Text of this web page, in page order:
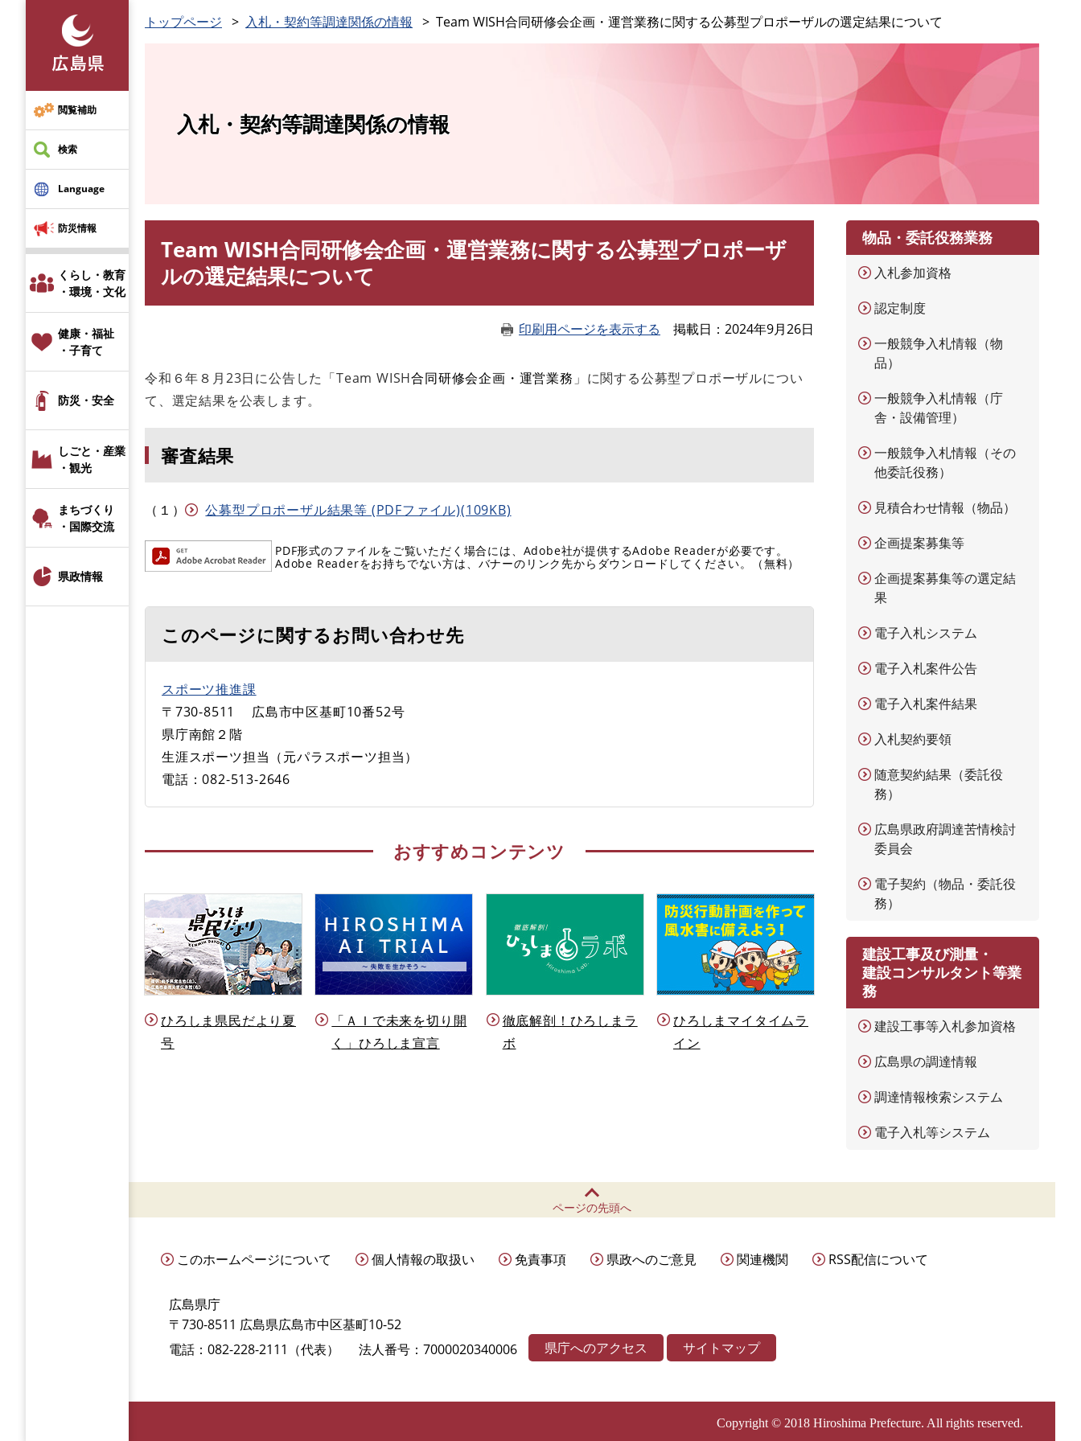
先
頭
で
す
閲覧補助
検索
Language
防災情報
くらし・教育
・環境・文化
健康・福祉
・子育て
防災・安全
しごと・産業
・観光
まちづくり
・国際交流
県政情報
トップページ 入札・契約等調達関係の情報 Team WISH合同研修会企画・運営業務に関する公募型プロポーザルの選定結果について
入札・契約等調達関係の情報
Team WISH合同研修会企画・運営業務に関する公募型プロポーザ
ルの選定結果について
印刷用ページを表示する 掲載日 2024年9月26日
令和６年８月23日に公告した「Team WISH合同研修会企画・運営業務​ 」に関する公募型プロポーザルについ
て、選定結果を公表します。
審査結果
（１） 公募型プロポーザル結果等 (PDFファイル)(109KB)
PDF形式のファイルをご覧いただく場合には、Adobe社が提供するAdobe Readerが必要です。
Adobe Readerをお持ちでない方は、バナーのリンク先からダウンロードしてください。（無料）
このページに関するお問い合わせ先
スポーツ推進課
〒730-8511
広島市中区基町10番52号
県庁南館２階
生涯スポーツ担当（元パラスポーツ担当）
電話：082-513-2646
おすすめコンテンツ
ひろしま県民だより夏
号
「ＡＩで未来を切り開
く」ひろしま宣言
徹底解剖！ひろしまラ
ボ
ひろしまマイタイムラ
イン
物品・委託役務業務
入札参加資格
認定制度
一般競争入札情報（物
品）
一般競争入札情報（庁
舎・設備管理）
一般競争入札情報（その
他委託役務）
見積合わせ情報（物品）
企画提案募集等
企画提案募集等の選定結
果
電子入札システム
電子入札案件公告
電子入札案件結果
入札契約要領
随意契約結果（委託役
務）
広島県政府調達苦情検討
委員会
電子契約（物品・委託役
務）
建設工事及び測量・
建設コンサルタント等業
務
建設工事等入札参加資格
広島県の調達情報
調達情報検索システム
電子入札等システム
ページの先頭へ
このホームページについて 個人情報の取扱い 免責事項 県政へのご意見 関連機関 RSS配信について
広島県庁
〒730-8511 広島県広島市中区基町10-52
電話：082-228-2111（代表）
法人番号：7000020340006 県庁へのアクセス サイトマップ
Copyright © 2018 Hiroshima Prefecture. All rights reserved.